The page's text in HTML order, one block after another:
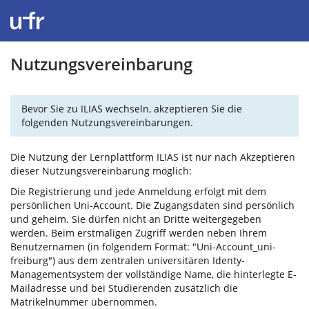
Nutzungsvereinbarung
Bevor Sie zu ILIAS wechseln, akzeptieren Sie die
folgenden Nutzungsvereinbarungen.
Die Nutzung der Lernplattform ILIAS ist nur nach Akzeptieren
dieser Nutzungsvereinbarung möglich:
Die Registrierung und jede Anmeldung erfolgt mit dem
persönlichen Uni-Account. Die Zugangsdaten sind persönlich
und geheim. Sie dürfen nicht an Dritte weitergegeben
werden. Beim erstmaligen Zugriff werden neben Ihrem
Benutzernamen (in folgendem Format: "Uni-Account_uni-
freiburg") aus dem zentralen universitären Identy-
Managementsystem der vollständige Name, die hinterlegte E-
Mailadresse und bei Studierenden zusätzlich die
Matrikelnummer übernommen.